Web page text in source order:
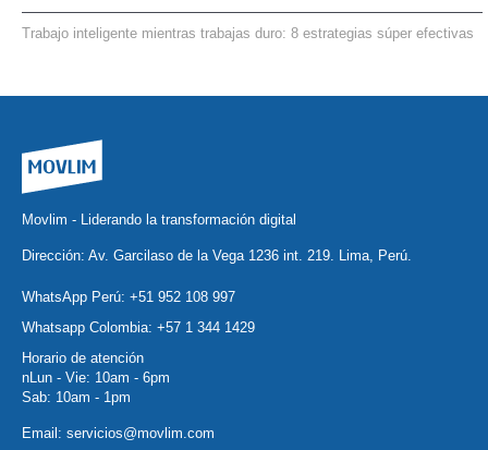
Trabajo inteligente mientras trabajas duro: 8 estrategias súper efectivas
Movlim - Liderando la transformación digital
Dirección: Av. Garcilaso de la Vega 1236 int. 219. Lima, Perú.
WhatsApp Perú: +51 952 108 997
Whatsapp Colombia: +57 1 344 1429
Horario de atención
nLun - Vie: 10am - 6pm
Sab: 10am - 1pm
Email: servicios@movlim.com